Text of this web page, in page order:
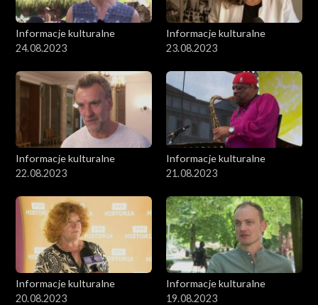
Informacje kulturalne
24.08.2023
Informacje kulturalne
23.08.2023
Informacje kulturalne
22.08.2023
Informacje kulturalne
21.08.2023
Informacje kulturalne
20.08.2023
Informacje kulturalne
19.08.2023